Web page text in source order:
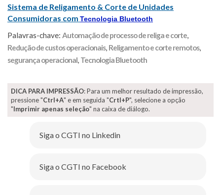
Sistema de Religamento & Corte de Unidades
Consumidoras com Tecnologia Bluetooth
Palavras-chave: Automação de processo de religa e corte,
Redução de custos operacionais, Religamento e corte remotos,
segurança operacional, Tecnologia Bluetooth
DICA PARA IMPRESSÃO: Para um melhor resultado de impressão,
pressione "Ctrl+A" e em seguida "Crtl+P", selecione a opção
"Imprimir apenas seleção" na caixa de diálogo.
Siga o CGTI no Linkedin
Siga o CGTI no Facebook